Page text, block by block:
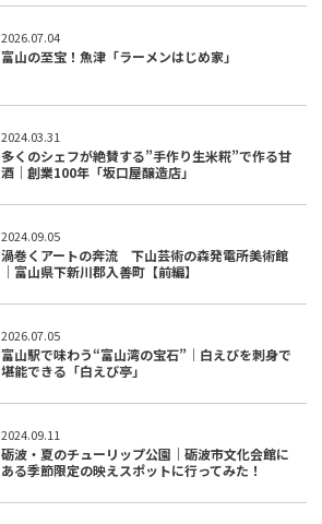
2026.07.04
富山の至宝！魚津「ラーメンはじめ家」
2024.03.31
多くのシェフが絶賛する”手作り生米糀”で作る甘
酒｜創業100年「坂口屋醸造店」
2024.09.05
渦巻くアートの奔流 下山芸術の森発電所美術館
｜富山県下新川郡入善町【前編】
2026.07.05
富山駅で味わう“富山湾の宝石”｜白えびを刺身で
堪能できる「白えび亭」
2024.09.11
砺波・夏のチューリップ公園｜砺波市文化会館に
ある季節限定の映えスポットに行ってみた！